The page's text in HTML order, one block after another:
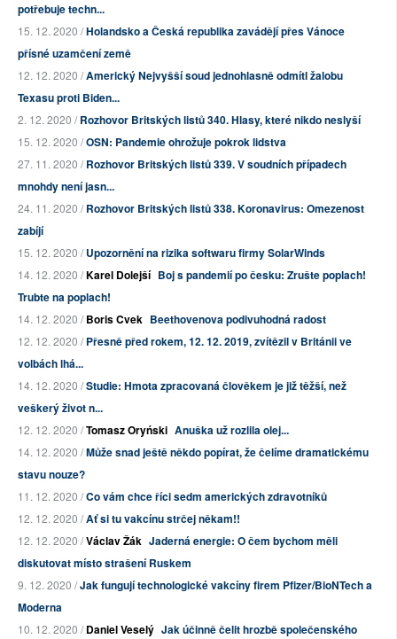
potřebuje techn...
15. 12. 2020 /Holandsko a Česká republika zavádějí přes Vánoce
přísné uzamčení země
12. 12. 2020 /Americký Nejvyšší soud jednohlasně odmítl žalobu
Texasu proti Biden...
2. 12. 2020 /Rozhovor Britských listů 340. Hlasy, které nikdo neslyší
15. 12. 2020 /OSN: Pandemie ohrožuje pokrok lidstva
27. 11. 2020 /Rozhovor Britských listů 339. V soudních případech
mnohdy není jasn...
24. 11. 2020 /Rozhovor Britských listů 338. Koronavirus: Omezenost
zabíjí
15. 12. 2020 /Upozornění na rizika softwaru firmy SolarWinds
14. 12. 2020 /Karel Dolejší Boj s pandemií po česku: Zrušte poplach!
Trubte na poplach!
14. 12. 2020 /Boris Cvek Beethovenova podivuhodná radost
12. 12. 2020 /Přesně před rokem, 12. 12. 2019, zvítězil v Británii ve
volbách lhá...
14. 12. 2020 /Studie: Hmota zpracovaná člověkem je již těžší, než
veškerý život n...
12. 12. 2020 /Tomasz Oryński Anuška už rozlila olej...
14. 12. 2020 /Může snad ještě někdo popírat, že čelíme dramatickému
stavu nouze?
11. 12. 2020 /Co vám chce říci sedm amerických zdravotníků
12. 12. 2020 /Ať si tu vakcínu strčej někam!!
12. 12. 2020 /Václav Žák Jaderná energie: O čem bychom měli
diskutovat místo strašení Ruskem
9. 12. 2020 /Jak fungují technologické vakcíny firem Pfizer/BioNTech a
Moderna
10. 12. 2020 /Daniel Veselý Jak účinně čelit hrozbě společenského